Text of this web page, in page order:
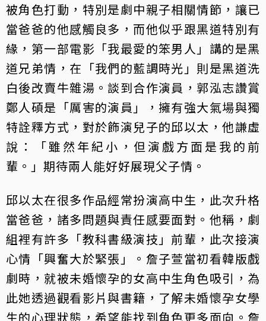
被角色打動，特別是劇中親子相關情節，讓已
當爸爸的他感觸良多，而他似乎跟黑道特別有
緣，第一部電影「我最愛的笨男人」講的是黑
道兄弟情，在「我們的藍調時光」則是黑道洗
白後改賣牛雜湯。談到合作演員，郭泓志讚賞
鄭人碩是「厲害的演員」，擁有強大氣場與獨
特詮釋方式，對於飾演兒子的邱以太，他謙虛
說：「雖然年紀小，但演戲方面是我的前
輩。」期待兩人能好好展現父子情。
邱以太在很多作品經常扮演高中生，此次升格
當爸爸，諸多問題與責任感要面對。他稱，劇
組裡有許多「教科書級演技」前輩，此次接演
心情「興奮大於緊張」。詹子萱當初看韓版戲
劇時，就被未婚懷孕的女高中生角色吸引，為
此她透過觀看影片與書籍，了解未婚懷孕女學
生的心理狀態，希望能找到角色更多面向。詹